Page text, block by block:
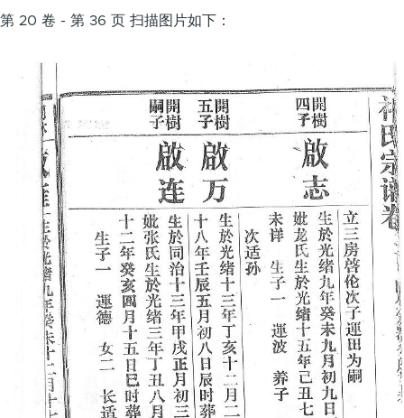
第 20 卷 - 第 36 页 扫描图片如下：